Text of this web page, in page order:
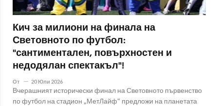
Кич за милиони на финала на
Световното по футбол:
"сантиментален, повърхностен и
недодялан спектакъл"!
От 20 Юли 2026
Вчерашният исторически финал на Световното първенство
по футбол на стадион „МетЛайф“ предложи на планетата